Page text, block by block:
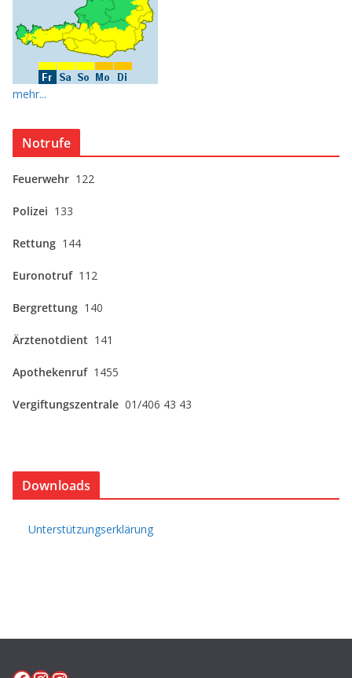
mehr...
Notrufe
Feuerwehr 122
Polizei 133
Rettung 144
Euronotruf 112
Bergrettung 140
Ärztenotdient 141
Apothekenruf 1455
Vergiftungszentrale 01/406 43 43
Downloads
Unterstützungserklärung